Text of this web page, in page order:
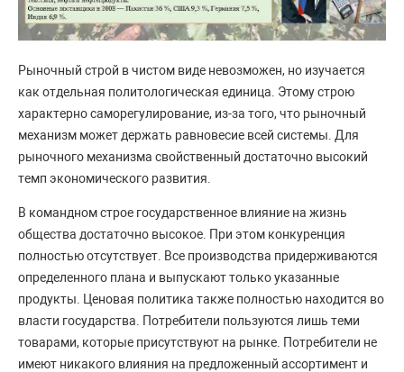
Рыночный строй в чистом виде невозможен, но изучается
как отдельная политологическая единица. Этому строю
характерно саморегулирование, из-за того, что рыночный
механизм может держать равновесие всей системы. Для
рыночного механизма свойственный достаточно высокий
темп экономического развития.
В командном строе государственное влияние на жизнь
общества достаточно высокое. При этом конкуренция
полностью отсутствует. Все производства придерживаются
определенного плана и выпускают только указанные
продукты. Ценовая политика также полностью находится во
власти государства. Потребители пользуются лишь теми
товарами, которые присутствуют на рынке. Потребители не
имеют никакого влияния на предложенный ассортимент и